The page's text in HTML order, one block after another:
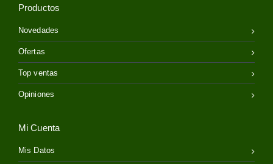
Productos
Novedades
Ofertas
Top ventas
Opiniones
Mi Cuenta
Mis Datos